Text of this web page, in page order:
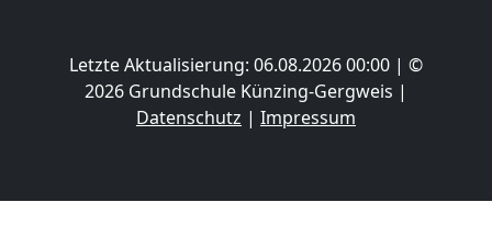
Letzte Aktualisierung: 06.08.2026 00:00 | ©
2026 Grundschule Künzing-Gergweis |
Datenschutz | Impressum